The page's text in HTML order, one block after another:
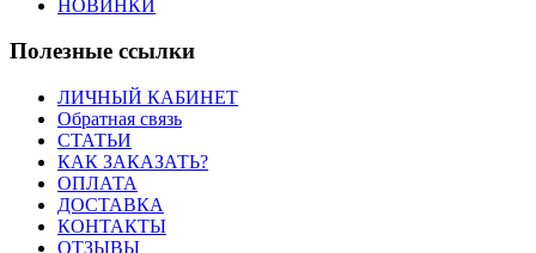
НОВИНКИ
Полезные ссылки
ЛИЧНЫЙ КАБИНЕТ
Обратная связь
СТАТЬИ
КАК ЗАКАЗАТЬ?
ОПЛАТА
ДОСТАВКА
КОНТАКТЫ
ОТЗЫВЫ